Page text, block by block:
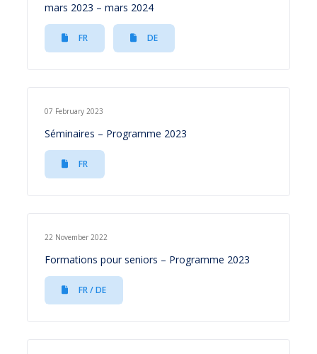
mars 2023 – mars 2024
FR DE
07 February 2023
Séminaires – Programme 2023
FR
22 November 2022
Formations pour seniors – Programme 2023
FR / DE